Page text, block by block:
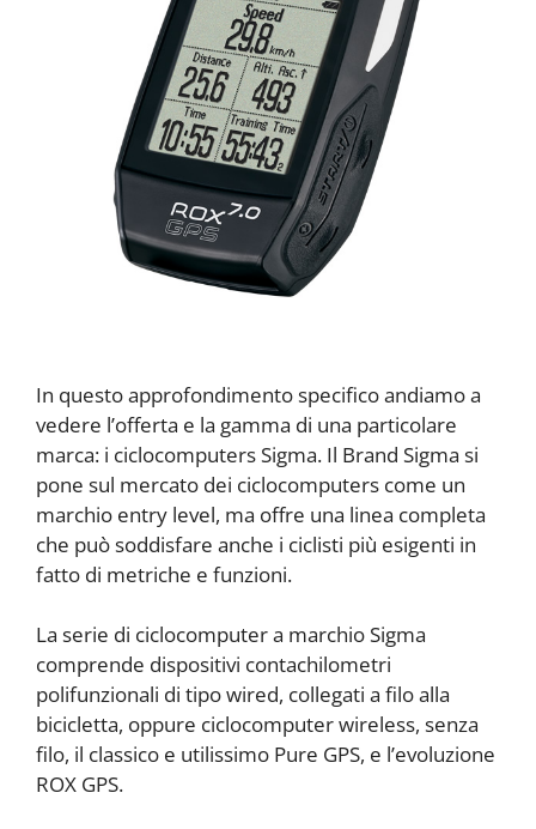
In questo approfondimento specifico andiamo a
vedere l’offerta e la gamma di una particolare
marca: i ciclocomputers Sigma. Il Brand Sigma si
pone sul mercato dei ciclocomputers come un
marchio entry level, ma offre una linea completa
che può soddisfare anche i ciclisti più esigenti in
fatto di metriche e funzioni.
La serie di ciclocomputer a marchio Sigma
comprende dispositivi contachilometri
polifunzionali di tipo wired, collegati a filo alla
bicicletta, oppure ciclocomputer wireless, senza
filo, il classico e utilissimo Pure GPS, e l’evoluzione
ROX GPS.